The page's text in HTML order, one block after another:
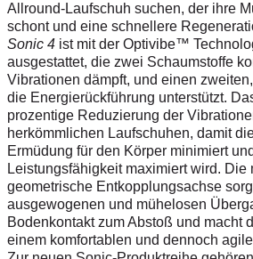
Allround-Laufschuh suchen, der ihre
schont und eine schnellere
Sonic 4 ist mit der Optivibe™
ausgestattet, die zwei Schaumstoffe
Vibrationen dämpft, und einen
die Energierückführung unterstützt.
prozentige Reduzierung der
herkömmlichen Laufschuhen, damit
Ermüdung für den Körper minimiert
Leistungsfähigkeit maximiert wird. Die
geometrische Entkopplungsachse
ausgewogenen und mühelosen
Bodenkontakt zum Abstoß und macht
einem komfortablen und dennoch